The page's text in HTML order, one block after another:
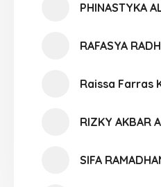
PHINASTYKA
RAFASYA
Raissa Farras
RIZKY AKBAR
SIFA